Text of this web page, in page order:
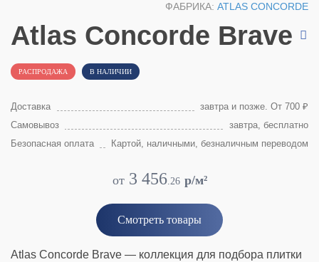
ФАБРИКА: ATLAS CONCORDE
Atlas Concorde Brave
РАСПРОДАЖА В НАЛИЧИИ
Доставка
завтра и позже. От 700 ₽
Самовывоз
завтра, бесплатно
Безопасная оплата
Картой, наличными, безналичным переводом
от 3 456.26 p/м²
Смотреть товары
Atlas Concorde Brave — коллекция для подбора плитки